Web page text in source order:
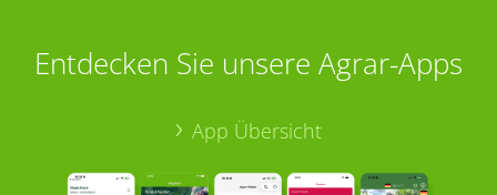
Entdecken Sie unsere Agrar-Apps
App Übersicht